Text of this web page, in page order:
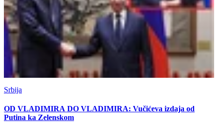
Srbija
OD VLADIMIRA DO VLADIMIRA: Vučićeva izdaja od
Putina ka Zelenskom